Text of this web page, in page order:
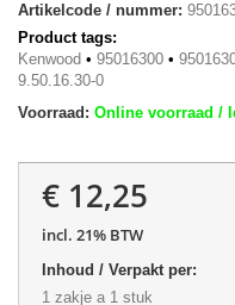
Artikelcode / nummer:
Product tags:
Kenwood • 95016300 •
9.50.16.30-0
Voorraad: Online voorraad /
€ 12,25
incl. 21% BTW
Inhoud / Verpakt per:
1 zakje a 1 stuk